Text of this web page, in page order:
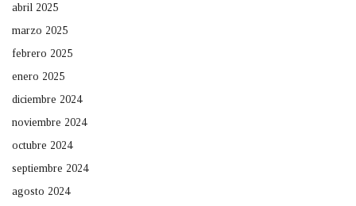
abril 2025
marzo 2025
febrero 2025
enero 2025
diciembre 2024
noviembre 2024
octubre 2024
septiembre 2024
agosto 2024